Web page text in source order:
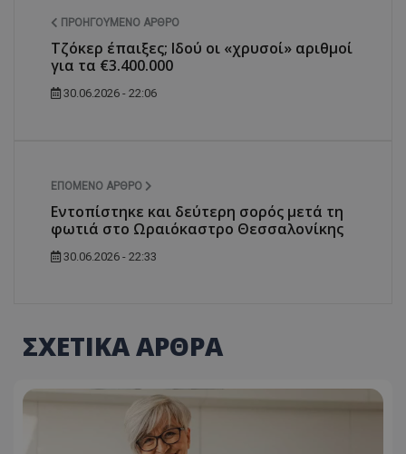
ΠΡΟΗΓΟΎΜΕΝΟ ΆΡΘΡΟ
Τζόκερ έπαιξες; Ιδού οι «χρυσοί» αριθμοί
για τα €3.400.000
30.06.2026 - 22:06
ΕΠΌΜΕΝΟ ΆΡΘΡΟ
Εντοπίστηκε και δεύτερη σορός μετά τη
φωτιά στο Ωραιόκαστρο Θεσσαλονίκης
30.06.2026 - 22:33
ΣΧΕΤΙΚΑ ΑΡΘΡΑ